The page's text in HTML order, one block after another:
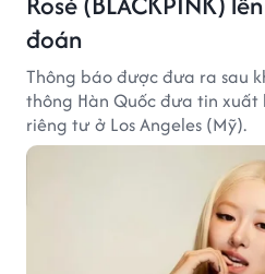
đoán
Thông báo được đưa ra sau
thông Hàn Quốc đưa tin
riêng tư ở Los Angeles (Mỹ).